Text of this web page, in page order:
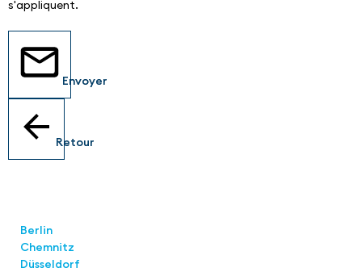
s'appliquent.
Envoyer
Retour
Berlin
Chemnitz
Düsseldorf